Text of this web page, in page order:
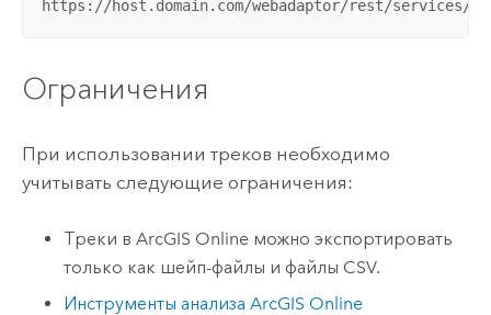
https://host.domain.com/webadaptor/rest/services/
Ограничения
При использовании треков необходимо
учитывать следующие ограничения:
Треки вArcGIS Online можно экспортировать
только как шейп-файлы и файлы CSV.
Инструменты анализаArcGIS Online